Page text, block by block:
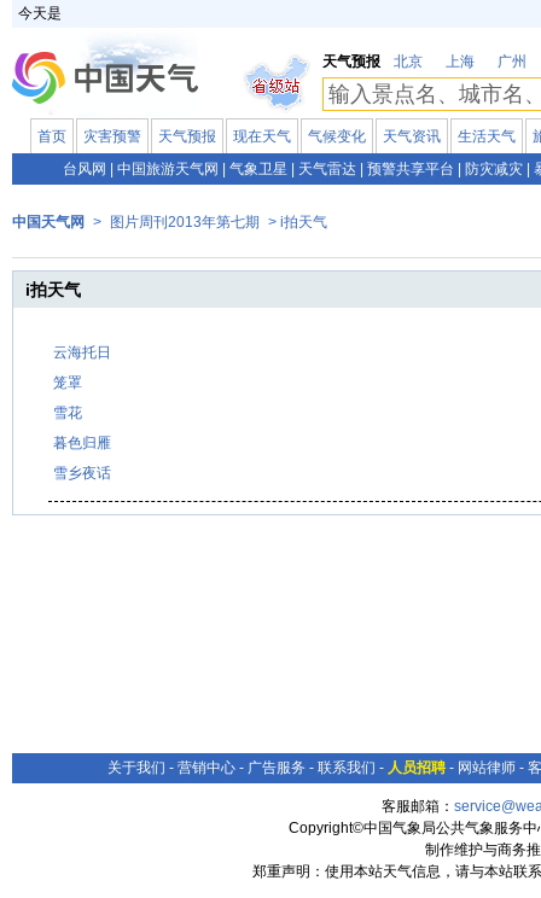
今天是
天气预报 北京 上海 广州
首页 灾害预警 天气预报 现在天气 气候变化 天气资讯 生活天气
台风网
中国旅游天气网 气象卫星 天气雷达 预警共享平台 防灾减灾
中国天气网 > 图片周刊2013年第七期 > i拍天气
i拍天气
云海托日
笼罩
雪花
暮色归雁
雪乡夜话
关于我们 - 营销中心 - 广告服务 - 联系我们 - 人员招聘 - 网站律师 -
客服邮箱：
Copyright©中国气象局公共气象服务
制作维护与商务
郑重声明：使用本站天气信息，请与本站联